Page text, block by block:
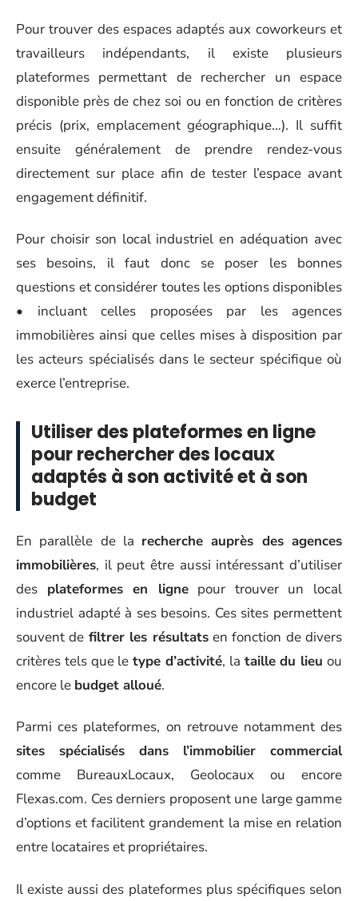
Pour trouver des espaces adaptés aux coworkeurs et
travailleurs indépendants, il existe plusieurs
plateformes permettant de rechercher un espace
disponible près de chez soi ou en fonction de critères
précis (prix, emplacement géographique…). Il suffit
ensuite généralement de prendre rendez-vous
directement sur place afin de tester l’espace avant
engagement définitif.
Pour choisir son local industriel en adéquation avec
ses besoins, il faut donc se poser les bonnes
questions et considérer toutes les options disponibles
• incluant celles proposées par les agences
immobilières ainsi que celles mises à disposition par
les acteurs spécialisés dans le secteur spécifique où
exerce l’entreprise.
Utiliser des plateformes en ligne
pour rechercher des locaux
adaptés à son activité et à son
budget
En parallèle de la recherche auprès des agences
immobilières, il peut être aussi intéressant d’utiliser
des plateformes en lignepour trouver un local
industriel adapté à ses besoins. Ces sites permettent
souvent de filtrer les résultatsen fonction de divers
critères tels que letype d’activité, la taille du lieu ou
encore le budget alloué.
Parmi ces plateformes, on retrouve notamment des
sites spécialisés dans l’immobilier commercial
comme BureauxLocaux, Geolocaux ou encore
Flexas.com. Ces derniers proposent une large gamme
d’options et facilitent grandement la mise en relation
entre locataires et propriétaires.
Il existe aussi des plateformes plus spécifiques selon